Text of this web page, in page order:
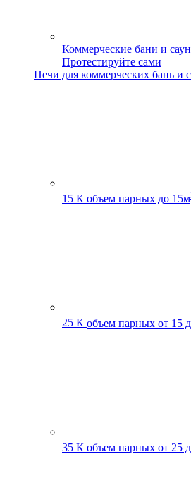
Коммерческие бани и
Протестируйте сами
Печи для коммерческих бань и
15 К объем парных до 15м
25 К объем парных от 15
35 К объем парных от 25